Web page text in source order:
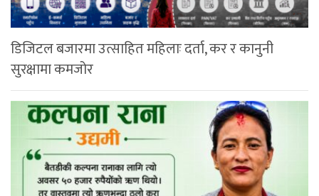
डिजिटल बजारमा उत्साहित महिलाः दर्ता, कर र कानुनी
सुरक्षामा कमजोर